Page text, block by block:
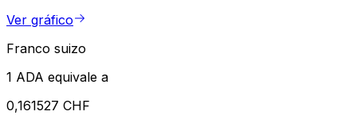
Ver gráfico
Franco suizo
1 ADA equivale a
0,161527 CHF